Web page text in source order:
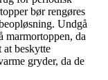
bør rengøres
Undgå
marmortoppen, da
at beskytte
gryder, da de